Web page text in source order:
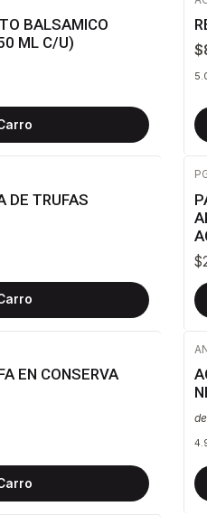
BALSAMICO
ML C/U)
DE TRUFAS
EN CONSERVA